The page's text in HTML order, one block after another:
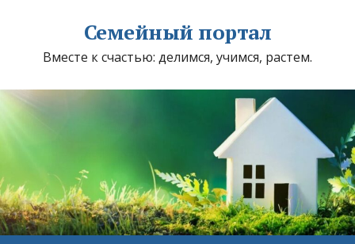
Семейный портал
Вместе к счастью: делимся, учимся, растем.